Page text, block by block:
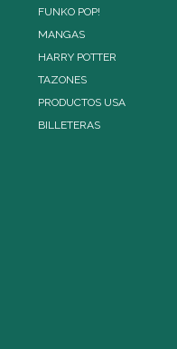
FUNKO POP!
MANGAS
HARRY POTTER
TAZONES
PRODUCTOS USA
BILLETERAS